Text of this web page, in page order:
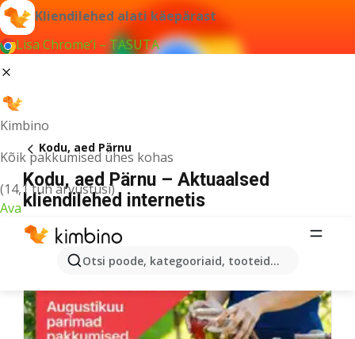
Kliendilehed alati käepärast
Lisa Chrome’i – TASUTA
Kimbino
Kõik pakkumised ühes kohas
(14,1 tuh arvustusi)
Ava
Otsi poode, kategooriaid, tooteid...
Kodu, aed Pärnu
Kodu, aed Pärnu – Aktuaalsed
kliendilehed internetis